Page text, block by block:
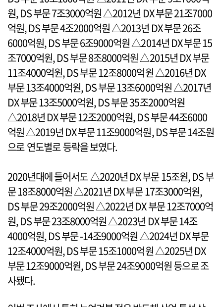
원, DS 부문 7조3000억원 △2012년 DX 부문 21조7000
억원, DS 부문 4조2000억원 △2013년 DX 부문 26조
6000억원, DS 부문 6조9000억원 △2014년 DX 부문 15
조7000억원, DS 부문 8조8000억원 △2015년 DX 부문
11조4000억원, DS 부문 12조8000억원 △2016년 DX
부문 13조4000억원, DS 부문 13조6000억원 △2017년
DX 부문 13조5000억원, DS 부문 35조2000억원
△2018년 DX 부문 12조2000억원, DS 부문 44조6000
억원 △2019년 DX 부문 11조9000억원, DS 부문 14조원
으로 연도별로 등락을 보였다.
2020년대에 들어서도 △2020년 DX 부문 15조원, DS 부
문 18조8000억원 △2021년 DX 부문 17조3000억원,
DS 부문 29조2000억원 △2022년 DX 부문 12조7000억
원, DS 부문 23조8000억원 △2023년 DX 부문 14조
4000억원, DS 부문 -14조9000억원 △2024년 DX 부문
12조4000억원, DS 부문 15조1000억원 △2025년 DX
부문 12조9000억원, DS 부문 24조9000억원 등으로 조
사됐다.